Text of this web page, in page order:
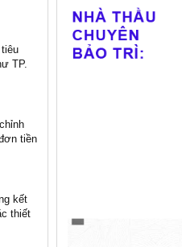
TP.
tiền
kết
thiết